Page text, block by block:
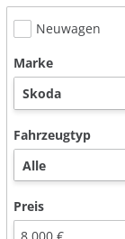
Neuwagen
Marke
Fahrzeugtyp
Preis